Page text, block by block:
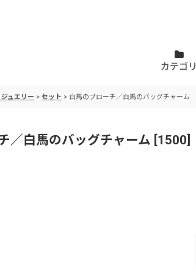
カテゴリ
ュエリー > セット > 白馬のブローチ／白馬のバッグチャーム
／白馬のバッグチャーム [1500]